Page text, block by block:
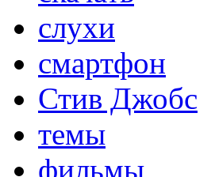
слухи
смартфон
Стив Джобс
темы
фильмы